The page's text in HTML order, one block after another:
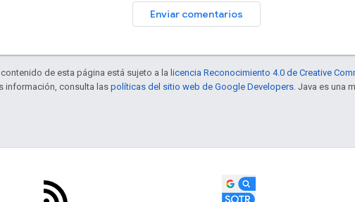
Enviar comentarios
de esta página está sujeto a la licencia Reconocimiento 4.0 de Creative
información, consulta las políticas del sitio web de Google Developers . Java es una